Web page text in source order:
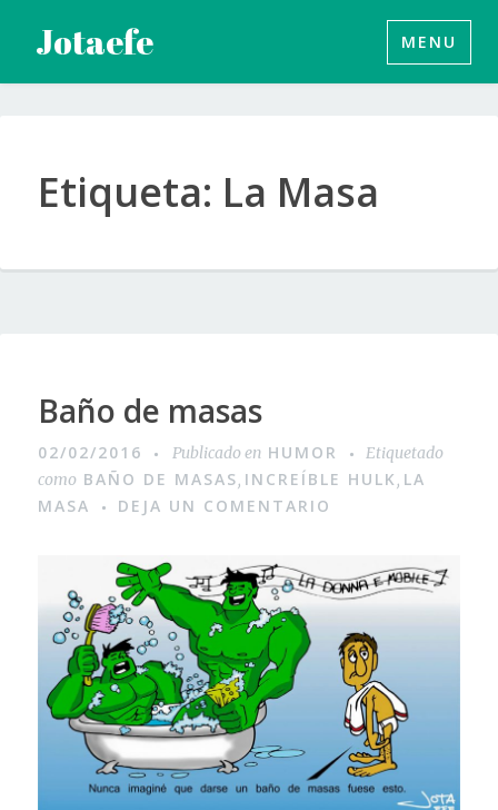
contenido
Jotaefe MENU
Etiqueta: La Masa
Baño de masas
02/02/2016 Publicado en HUMOR
Etiquetado
como BAÑO DE MASAS, INCREÍBLE HULK, LA
MASA
DEJA UN COMENTARIO